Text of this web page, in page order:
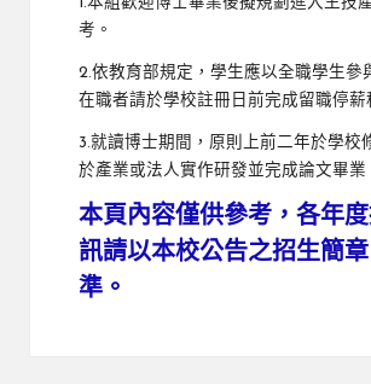
考。
2.依教育部規定，學生應以全職學生參
在職者請於學校註冊日前完成留職停薪
3.就讀博士期間，原則上前二年於學校
於產業或法人實作研發並完成論文畢業
本頁內容僅供參考，各年
訊請以本校公告之招生簡
準。